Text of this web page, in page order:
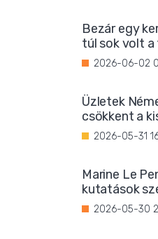
Bezár egy
túl sok volt
2026-06-02
Üzletek
csökkent a
2026-05-31
Marine Le
kutatások
2026-05-30